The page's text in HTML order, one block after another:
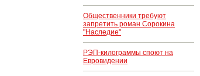
Общественники требуют
запретить роман Сорокина
"Наследие"
РЭП-килограммы споют на
Евровидении